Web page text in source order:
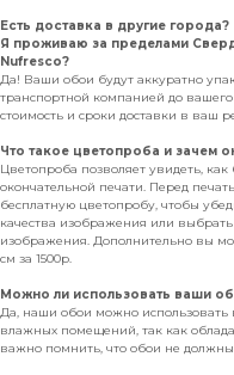
Есть доставка в другие города?
Я проживаю за пределами
Nufresco?
Да! Ваши обои будут аккуратно
транспортной компанией до вашего
стоимость и сроки доставки в ваш
Что такое цветопроба и зачем
Цветопроба позволяет увидеть,
окончательной печати. Перед
бесплатную цветопробу, чтобы
качества изображения или
изображения. Дополнительно вы
см за 1500р.
Можно ли использовать ваши
Да, наши обои можно использовать
влажных помещений, так как
важно помнить, что обои не